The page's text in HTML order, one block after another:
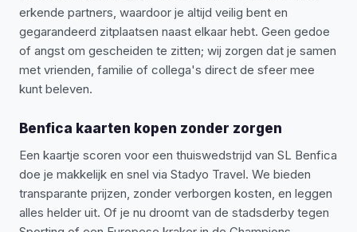
erkende partners, waardoor je altijd veilig bent en
gegarandeerd zitplaatsen naast elkaar hebt. Geen gedoe
of angst om gescheiden te zitten; wij zorgen dat je samen
met vrienden, familie of collega's direct de sfeer mee
kunt beleven.
Benfica kaarten kopen zonder zorgen
Een kaartje scoren voor een thuiswedstrijd van SL Benfica
doe je makkelijk en snel via Stadyo Travel. We bieden
transparante prijzen, zonder verborgen kosten, en leggen
alles helder uit. Of je nu droomt van de stadsderby tegen